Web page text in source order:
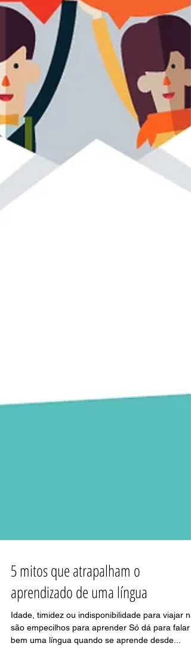
5 mitos que atrapalham o
aprendizado de uma língua
Idade, timidez ou indisponibilidade para viajar